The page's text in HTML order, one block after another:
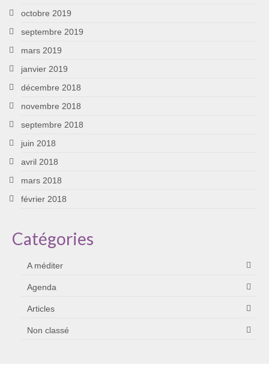
octobre 2019
septembre 2019
mars 2019
janvier 2019
décembre 2018
novembre 2018
septembre 2018
juin 2018
avril 2018
mars 2018
février 2018
Catégories
A méditer
Agenda
Articles
Non classé